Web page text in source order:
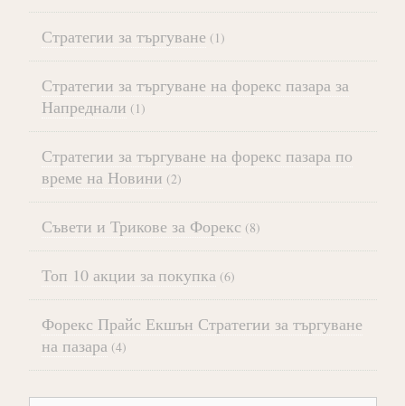
Стратегии за търгуване (1)
Стратегии за търгуване на форекс пазара за
Напреднали (1)
Стратегии за търгуване на форекс пазара по
време на Новини (2)
Съвети и Трикове за Форекс (8)
Топ 10 акции за покупка (6)
Форекс Прайс Екшън Стратегии за търгуване
на пазара (4)